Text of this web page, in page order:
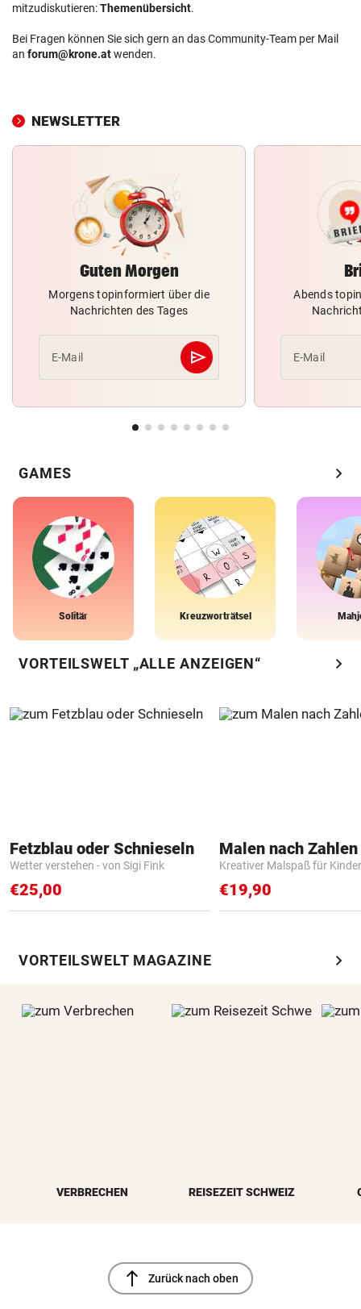
mitzudiskutieren:Themenübersicht.
Bei Fragen können Sie sich gern an das Community-Team per Mail
an forum@krone.atwenden.
NEWSLETTER
Guten Morgen
Morgens topinformiert über die
Nachrichten des Tages
E-Mail send
Abschicken
Abends
E-Mail
GAMES chevron_right
Solitär Kreuzworträtsel
VORTEILSWELT „ALLE ANZEIGEN“ chevron_right
Fetzblau oder Schnieseln
Wetter verstehen - von Sigi Fink
€25,00
Kreativer Malspaß für Kinder
€19,90
VORTEILSWELT MAGAZINE chevron_right
VERBRECHEN REISEZEIT SCHWEIZ
north Zurück nach oben